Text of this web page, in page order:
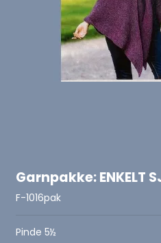
Garnpakke: ENKELT
F-1016pak
Pinde 5½